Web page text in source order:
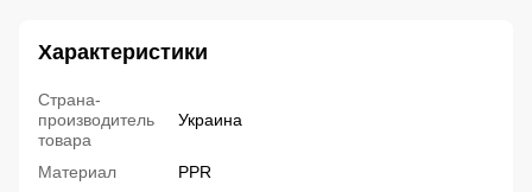
Характеристики
Страна-
производитель
товара
Украина
Материал
PPR